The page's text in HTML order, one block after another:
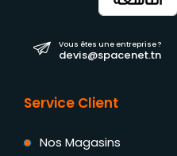
Vous êtes une entreprise ?
devis@spacenet.tn
Service Client
Nos Magasins